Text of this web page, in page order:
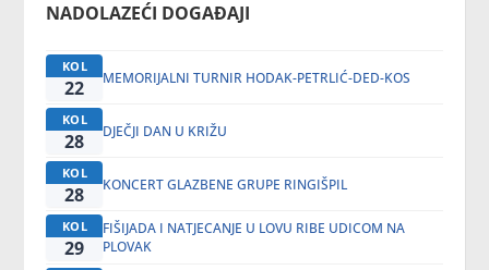
NADOLAZEĆI DOGAĐAJI
KOL
22 MEMORIJALNI TURNIR HODAK-PETRLIĆ-DED-KOS
KOL
28 DJEČJI DAN U KRIŽU
KOL
28 KONCERT GLAZBENE GRUPE RINGIŠPIL
KOL
29
FIŠIJADA I NATJECANJE U LOVU RIBE UDICOM NA
PLOVAK